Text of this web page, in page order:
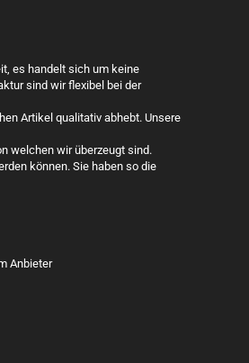
es handelt sich um keine
sind wir flexibel bei der
Artikel qualitativ abhebt. Unsere
welchen wir überzeugt sind.
können. Sie haben so die
Anbieter